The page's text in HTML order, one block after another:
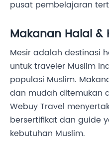
pusat pembelajaran
Makanan Halal &
Mesir adalah destinasi
untuk traveler Muslim
populasi Muslim.
dan mudah ditemukan
Webuy Travel
bersertifikat dan guide
kebutuhan Muslim.